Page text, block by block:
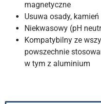
magnetyczne
Usuwa osady,
Niekwasowy (pH
Kompatybilny ze
powszechnie
w tym z aluminium